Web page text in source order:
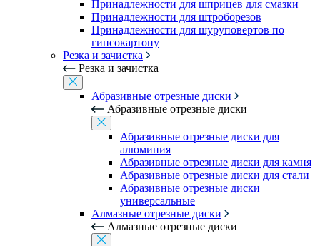
Принадлежности для шприцев для смазки
Принадлежности для штроборезов
Принадлежности для шуруповертов по
гипсокартону
Резка и зачистка
Резка и зачистка
Абразивные отрезные диски
Абразивные отрезные диски
Абразивные отрезные диски для
алюминия
Абразивные отрезные диски для камня
Абразивные отрезные диски для стали
Абразивные отрезные диски
универсальные
Алмазные отрезные диски
Алмазные отрезные диски